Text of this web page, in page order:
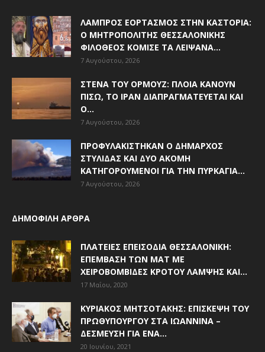
ΛΑΜΠΡΌΣ ΕΟΡΤΑΣΜΌΣ ΣΤΗΝ ΚΑΣΤΟΡΙΆ:
Ο ΜΗΤΡΟΠΟΛΊΤΗΣ ΘΕΣΣΑΛΟΝΊΚΗΣ
ΦΙΛΌΘΕΟΣ ΚΌΜΙΣΕ ΤΑ ΛΕΊΨΑΝΑ...
7 Αυγούστου, 2026
ΣΤΕΝΆ ΤΟΥ ΟΡΜΟΎΖ: ΠΛΟΊΑ ΚΆΝΟΥΝ
ΠΊΣΩ, ΤΟ ΙΡΆΝ ΔΙΑΠΡΑΓΜΑΤΕΎΕΤΑΙ ΚΑΙ
Ο...
7 Αυγούστου, 2026
ΠΡΟΦΥΛΑΚΊΣΤΗΚΑΝ Ο ΔΉΜΑΡΧΟΣ
ΣΤΥΛΊΔΑΣ ΚΑΙ ΔΎΟ ΑΚΌΜΗ
ΚΑΤΗΓΟΡΟΎΜΕΝΟΙ ΓΙΑ ΤΗΝ ΠΥΡΚΑΓΙΆ...
7 Αυγούστου, 2026
ΔΗΜΟΦΙΛΗ ΑΡΘΡΑ
ΠΛΑΤΕΊΕΣ ΕΠΕΙΣΌΔΙΑ ΘΕΣΣΑΛΟΝΊΚΗ:
ΕΠΈΜΒΑΣΗ ΤΩΝ ΜΑΤ ΜΕ
ΧΕΙΡΟΒΟΜΒΊΔΕΣ ΚΡΌΤΟΥ ΛΆΜΨΗΣ ΚΑΙ...
17 Μαΐου, 2020
ΚΥΡΙΆΚΟΣ ΜΗΤΣΟΤΆΚΗΣ: ΕΠΊΣΚΕΨΗ ΤΟΥ
ΠΡΩΘΥΠΟΥΡΓΟΎ ΣΤΑ ΙΩΆΝΝΙΝΑ –
ΔΈΣΜΕΥΣΗ ΓΙΑ ΈΝΑ...
20 Ιουνίου, 2021